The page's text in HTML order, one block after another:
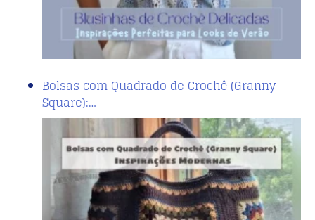
Bolsas com Quadrado de Crochê (Granny
Square):…